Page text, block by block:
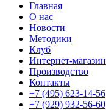
Главная
О нас
Новости
Методики
Клуб
Интернет-магазин
Производство
Контакты
+7 (495) 623-14-56
+7 (929) 932-56-60